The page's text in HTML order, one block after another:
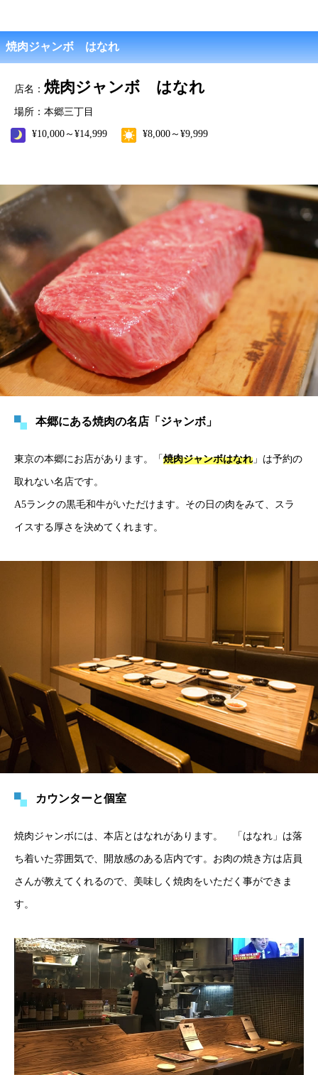
焼肉ジャンボ はなれ
店名： 焼肉ジャンボ はなれ
場所：本郷三丁目
¥10,000～¥14,999
¥8,000～¥9,999
本郷にある焼肉の名店「ジャンボ」
東京の本郷にお店があります。「焼肉ジャンボはなれ」は予約の
取れない名店です。
A5ランクの黒毛和牛がいただけます。その日の肉をみて、スラ
イスする厚さを決めてくれます。
カウンターと個室
焼肉ジャンボには、本店とはなれがあります。 「はなれ」は落
ち着いた雰囲気で、開放感のある店内です。お肉の焼き方は店員
さんが教えてくれるので、美味しく焼肉をいただく事ができま
す。